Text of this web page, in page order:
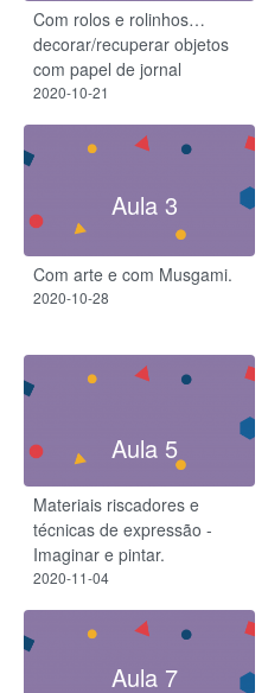
Com rolos e rolinhos…
decorar/recuperar objetos
com papel de jornal
2020-10-21
Aula 3
Com arte e com Musgami.
2020-10-28
Aula 5
Materiais riscadores e
técnicas de expressão -
Imaginar e pintar.
2020-11-04
Aula 7